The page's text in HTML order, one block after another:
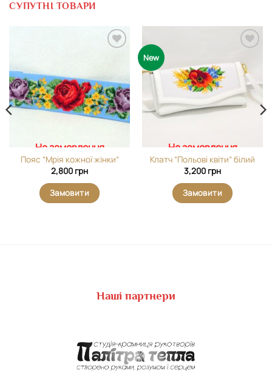
СУПУТНІ ТОВАРИ
На замовлення
Пояс “Мрія кожної жінки”
2,800 грн
Замовити
New
виріб у
вибране
На замовлення
Клатч “Польові квіти” білий
3,200 грн
Замовити
Наші партнери